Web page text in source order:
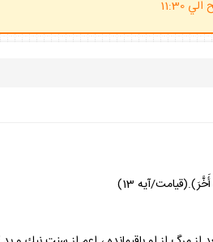
(ساعت پاسخگوي احكام شرعي 20 الي 21:30 شب10 صبح الي 11:30